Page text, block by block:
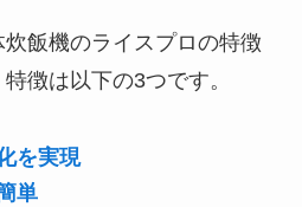
飯機のライスプロの特徴
徴は以下の3つです。
を実現
単